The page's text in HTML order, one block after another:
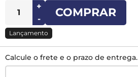
+
-
COMPRAR
Lançamento
Calcule o frete e o prazo de entrega.